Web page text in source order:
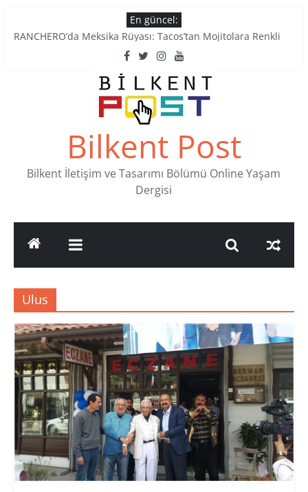
to
En güncel:
Tatlı Konuşalım: Ankara’nın 4 Köklü Pastanesi
RANCHERO’da Meksika Rüyası: Tacos’tan Mojitolara Renkli
Ankara’nın Ruhunu Notalarda Yaşatan 4 Müzik Durağı
Pullardaki tarih: PTT Pul Müzesi
Stamp Collectors Unite: Places to Find Stamps in Ankara
Bilkent Post
Bilkent İletişim ve Tasarımı Bölümü Online Yaşam
Dergisi
Ulus